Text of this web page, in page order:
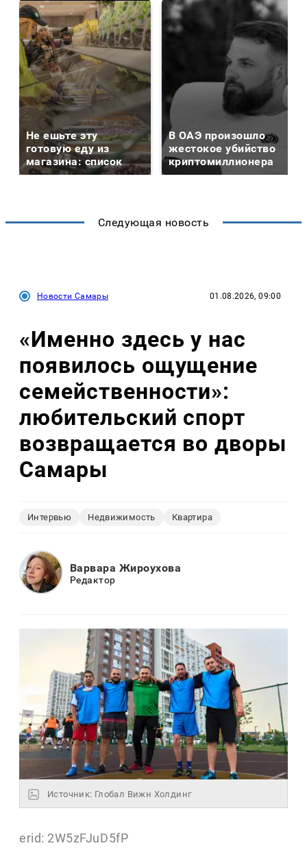
Не ешьте эту
готовую еду из
магазина: список
В ОАЭ произошло
жестокое убийство
криптомиллионера
Следующая новость
Новости Самары 01.08.2026, 09:00
«Именно здесь у нас
появилось ощущение
семейственности»:
любительский спорт
возвращается во дворы
Самары
Интервью Недвижимость Квартира
Варвара Жироухова
Редактор
Источник: Глобал Вижн Холдинг
erid: 2W5zFJuD5fP